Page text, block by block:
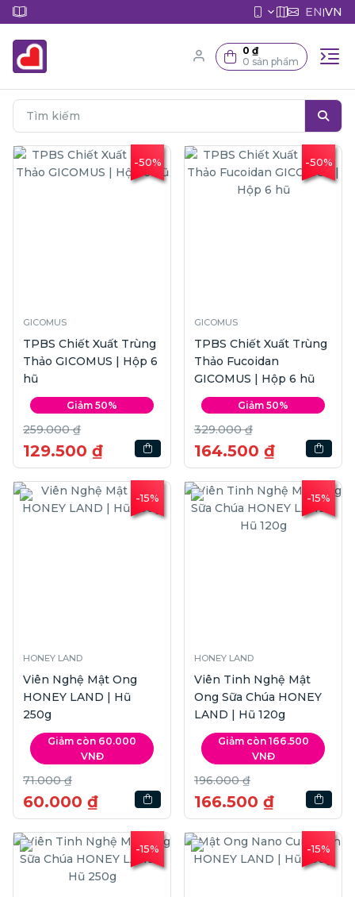
EN|VN
0 ₫
0 sản phẩm
-50%
GICOMUS
TPBS Chiết Xuất Trùng
Thảo GICOMUS | Hộp 6
hũ
Giảm 50%
259.000 ₫
129.500 ₫
-50%
GICOMUS
TPBS Chiết Xuất Trùng
Thảo Fucoidan
GICOMUS | Hộp 6 hũ
Giảm 50%
329.000 ₫
164.500 ₫
-15%
HONEY LAND
Viên Nghệ Mật Ong
HONEY LAND | Hũ
250g
Giảm còn 60.000
VNĐ
71.000 ₫
60.000 ₫
-15%
HONEY LAND
Viên Tinh Nghệ Mật
Ong Sữa Chúa HONEY
LAND | Hũ 120g
Giảm còn 166.500
VNĐ
196.000 ₫
166.500 ₫
-15% -15%